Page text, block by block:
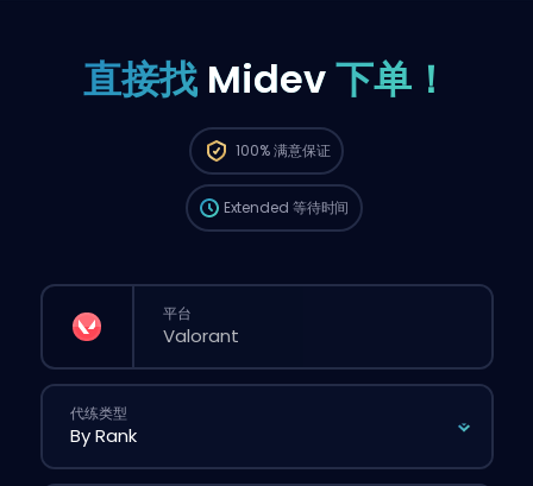
直接找 Midev下单！
100%满意保证
这个订单会自动分配给这位 booster，所以等的
时间可能会比你在网站上正常下单还要久一点。
Extended 等待时间
平台
代练类型